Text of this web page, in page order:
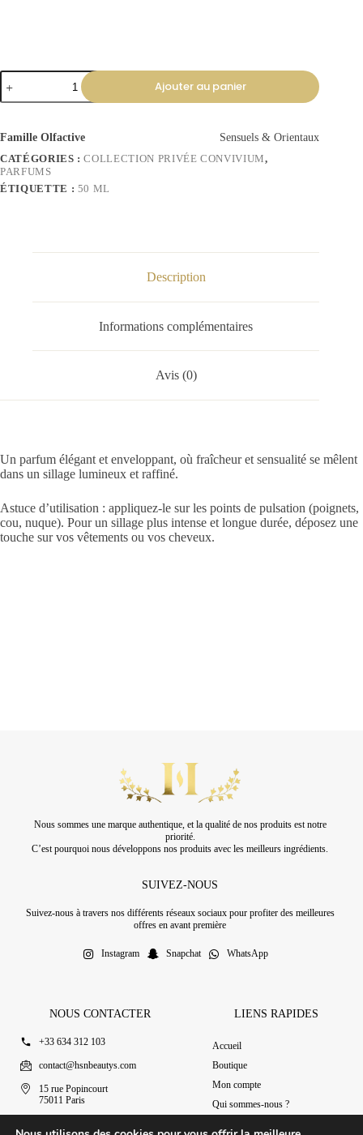
Ajouter au panier
Famille Olfactive
Sensuels & Orientaux
CATÉGORIES :COLLECTION PRIVÉE CONVIVIUM,
PARFUMS
ÉTIQUETTE : 50 ML
Description
Informations complémentaires
Avis (0)
Un parfum élégant et enveloppant, où fraîcheur et sensualité se mêlent
dans un sillage lumineux et raffiné.
Astuce d’utilisation : appliquez-le sur les points de pulsation (poignets,
cou, nuque). Pour un sillage plus intense et longue durée, déposez une
touche sur vos vêtements ou vos cheveux.
Nous sommes une marque authentique, et la qualité de nos produits est notre
priorité.
C’est pourquoi nous développons nos produits avec les meilleurs ingrédients.
SUIVEZ-NOUS
Suivez-nous à travers nos différents réseaux sociaux pour profiter des meilleures
offres en avant première
Instagram Snapchat WhatsApp
NOUS CONTACTER
+33 634 312 103
contact@hsnbeautys.com
15 rue Popincourt
75011 Paris
LIENS RAPIDES
Accueil
Boutique
Mon compte
Qui sommes-nous ?